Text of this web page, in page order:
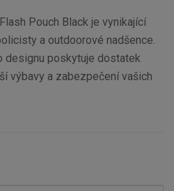
Pouch Black je vynikající
a outdoorové nadšence.
designu poskytuje dostatek
výbavy a zabezpečení vašich